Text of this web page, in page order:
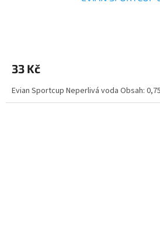
33 Kč
Evian Sportcup Neperlivá voda Obsah: